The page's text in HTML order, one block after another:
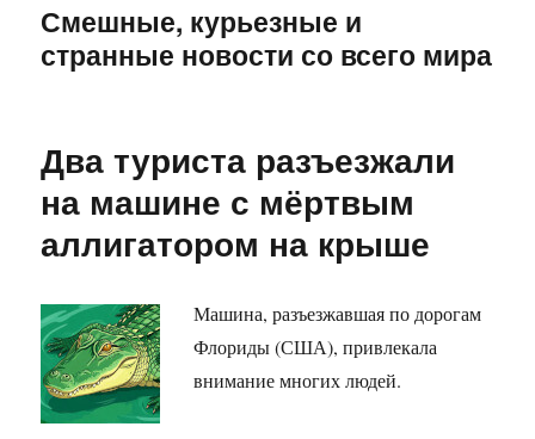
Смешные, курьезные и
странные новости со всего мира
Два туриста разъезжали
на машине с мёртвым
аллигатором на крыше
Машина, разъезжавшая по дорогам
Флориды (США), привлекала
внимание многих людей.